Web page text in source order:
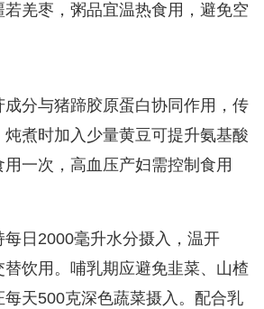
羌枣，粥品宜温热食用，避免空
分与猪蹄胶原蛋白协同作用，传
煮时加入少量黄豆可提升氨基酸
一次，高血压产妇需控制食用
日2000毫升水分摄入，温开
饮用。哺乳期应避免韭菜、山楂
天500克深色蔬菜摄入。配合乳